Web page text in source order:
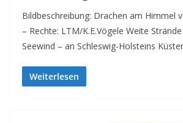
Bildbeschreibung: Drachen am Himmel
– Rechte: LTM/K.E.Vögele Weite
Seewind – an Schleswig-Holsteins
Weiterlesen